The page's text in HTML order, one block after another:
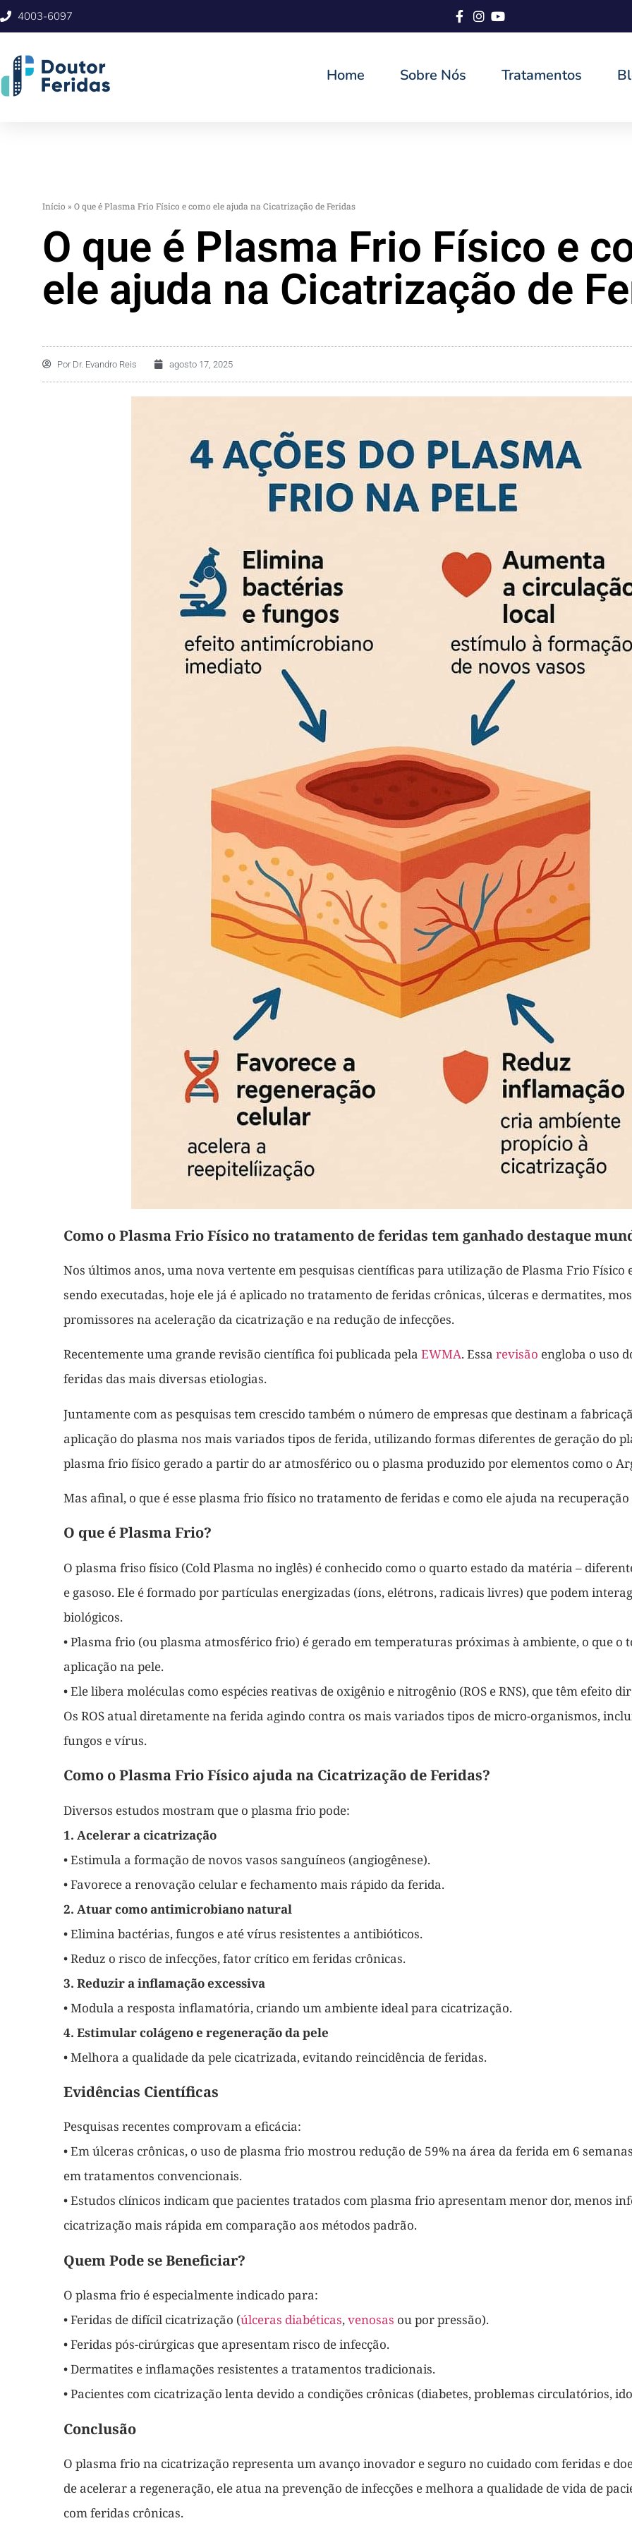
4003-6097
Home Sobre Nós Tratamentos
Início » O que é Plasma Frio Físico e como ele ajuda na Cicatrização de Feridas
O que é Plasma Frio Físico e
ele ajuda na Cicatrização de
Por Dr. Evandro Reis agosto 17, 2025
Como o Plasma Frio Físico no tratamento de feridas tem ganhado destaque
Nos últimos anos, uma nova vertente em pesquisas científicas para utilização de Plasma Frio Físico
sendo executadas, hoje ele já é aplicado no tratamento de feridas crônicas, úlceras e dermatites,
promissores na aceleração da cicatrização e na redução de infecções.
Recentemente uma grande revisão científica foi publicada pela EWMA. Essa revisão engloba o uso
feridas das mais diversas etiologias.
Juntamente com as pesquisas tem crescido também o número de empresas que destinam a
aplicação do plasma nos mais variados tipos de ferida, utilizando formas diferentes de geração do
plasma frio físico gerado a partir do ar atmosférico ou o plasma produzido por elementos como o
Mas afinal, o que é esse plasma frio físico no tratamento de feridas e como ele ajuda na recuperação
O que é Plasma Frio?
O plasma friso físico (Cold Plasma no inglês) é conhecido como o quarto estado da matéria –
e gasoso. Ele é formado por partículas energizadas (íons, elétrons, radicais livres) que podem
biológicos.
• Plasma frio (ou plasma atmosférico frio) é gerado em temperaturas próximas à ambiente, o que o
aplicação na pele.
• Ele libera moléculas como espécies reativas de oxigênio e nitrogênio (ROS e RNS), que têm efeito
Os ROS atual diretamente na ferida agindo contra os mais variados tipos de micro-organismos,
fungos e vírus.
Como o Plasma Frio Físico ajuda na Cicatrização de Feridas?
Diversos estudos mostram que o plasma frio pode:
1. Acelerar a cicatrização
• Estimula a formação de novos vasos sanguíneos (angiogênese).
• Favorece a renovação celular e fechamento mais rápido da ferida.
2. Atuar como antimicrobiano natural
• Elimina bactérias, fungos e até vírus resistentes a antibióticos.
• Reduz o risco de infecções, fator crítico em feridas crônicas.
3. Reduzir a inflamação excessiva
• Modula a resposta inflamatória, criando um ambiente ideal para cicatrização.
4. Estimular colágeno e regeneração da pele
• Melhora a qualidade da pele cicatrizada, evitando reincidência de feridas.
Evidências Científicas
Pesquisas recentes comprovam a eficácia:
• Em úlceras crônicas, o uso de plasma frio mostrou redução de 59% na área da ferida em 6
em tratamentos convencionais.
• Estudos clínicos indicam que pacientes tratados com plasma frio apresentam menor dor, menos
cicatrização mais rápida em comparação aos métodos padrão.
Quem Pode se Beneficiar?
O plasma frio é especialmente indicado para:
• Feridas de difícil cicatrização (úlceras diabéticas,venosas ou por pressão).
• Feridas pós-cirúrgicas que apresentam risco de infecção.
• Dermatites e inflamações resistentes a tratamentos tradicionais.
• Pacientes com cicatrização lenta devido a condições crônicas (diabetes, problemas circulatórios,
Conclusão
O plasma frio na cicatrização representa um avanço inovador e seguro no cuidado com feridas e
de acelerar a regeneração, ele atua na prevenção de infecções e melhora a qualidade de vida de
com feridas crônicas.